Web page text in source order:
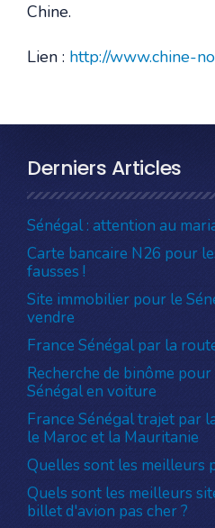
Chine.
Lien : http://www.chine-
Derniers Articles
Sénégal : attention au
Carte bancaire N26 pour
fausses !
Site immobilier pour le
vendre
France Sénégal par la
Recherche de binôme
Sénégal en voiture
France Sénégal trajet par
le Maroc et la Mauritanie
Quelles sont les meilleurs
Quels sont les meilleurs
billet d'avion pas cher ?